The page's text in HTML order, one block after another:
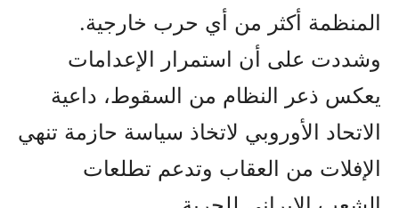
المنظمة أكثر من أي حرب خارجية.
وشددت على أن استمرار الإعدامات
يعكس ذعر النظام من السقوط، داعية
الاتحاد الأوروبي لاتخاذ سياسة حازمة تنهي
الإفلات من العقاب وتدعم تطلعات